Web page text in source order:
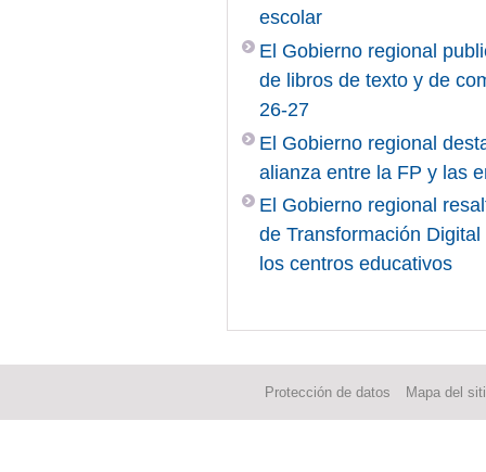
escolar
El Gobierno regional
de libros de texto y de
26-27
El Gobierno regional
alianza entre la FP y las
El Gobierno regional
de Transformación
los centros educativos
Protección de datos Mapa del